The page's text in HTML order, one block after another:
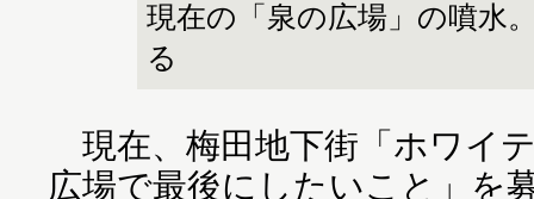
現在の「泉の広場」の噴水
る
現在、梅田地下街「ホワイ
広場で最後にしたいこと」を